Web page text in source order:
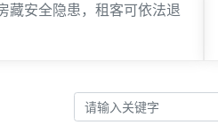
藏安全隐患，租客可依法退